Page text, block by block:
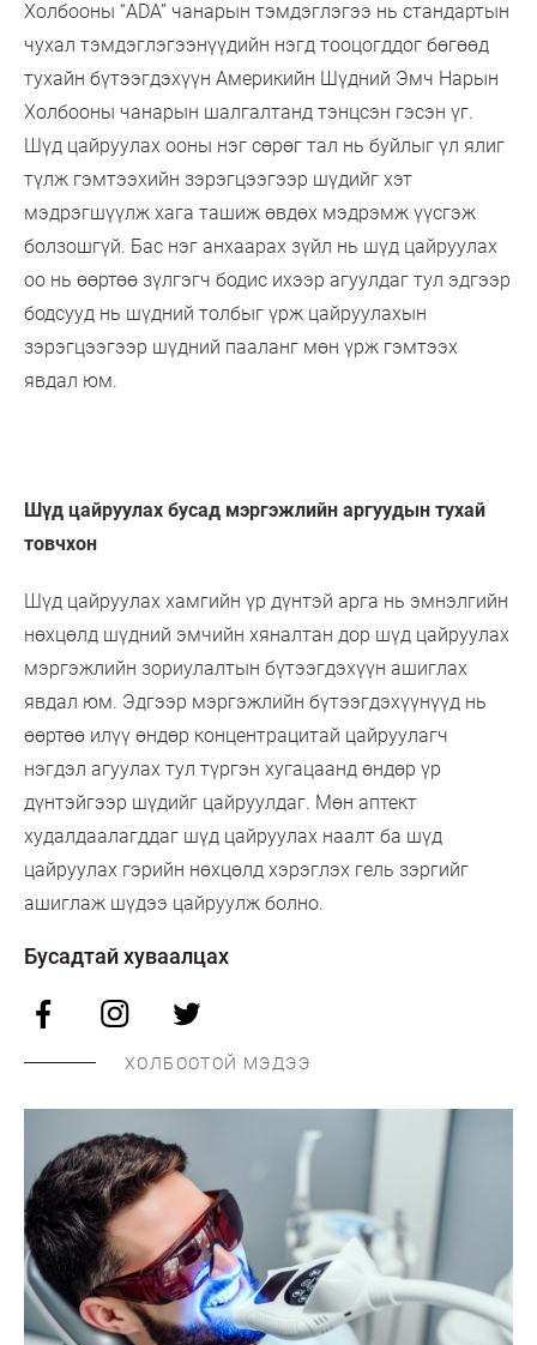
Холбооны “ADA” чанарын тэмдэглэгээ нь стандартын
чухал тэмдэглэгээнүүдийн нэгд тооцогддог бөгөөд
тухайн бүтээгдэхүүн Америкийн Шүдний Эмч Нарын
Холбооны чанарын шалгалтанд тэнцсэн гэсэн үг.
Шүд цайруулах ооны нэг сөрөг тал нь буйлыг үл ялиг
түлж гэмтээхийн зэрэгцээгээр шүдийг хэт
мэдрэгшүүлж хага ташиж өвдөх мэдрэмж үүсгэж
болзошгүй. Бас нэг анхаарах зүйл нь шүд цайруулах
оо нь өөртөө зүлгэгч бодис ихээр агуулдаг тул эдгээр
бодсууд нь шүдний толбыг үрж цайруулахын
зэрэгцээгээр шүдний пааланг мөн үрж гэмтээх
явдал юм.
Шүд цайруулах бусад мэргэжлийн аргуудын тухай
товчхон
Шүд цайруулах хамгийн үр дүнтэй арга нь эмнэлгийн
нөхцөлд шүдний эмчийн хяналтан дор шүд цайруулах
мэргэжлийн зориулалтын бүтээгдэхүүн ашиглах
явдал юм. Эдгээр мэргэжлийн бүтээгдэхүүнүүд нь
өөртөө илүү өндөр концентрацитай цайруулагч
нэгдэл агуулах тул түргэн хугацаанд өндөр үр
дүнтэйгээр шүдийг цайруулдаг. Мөн аптект
худалдаалагддаг шүд цайруулах наалт ба шүд
цайруулах гэрийн нөхцөлд хэрэглэх гель зэргийг
ашиглаж шүдээ цайруулж болно.
Бусадтай хуваалцах
ХОЛБООТОЙ МЭДЭЭ